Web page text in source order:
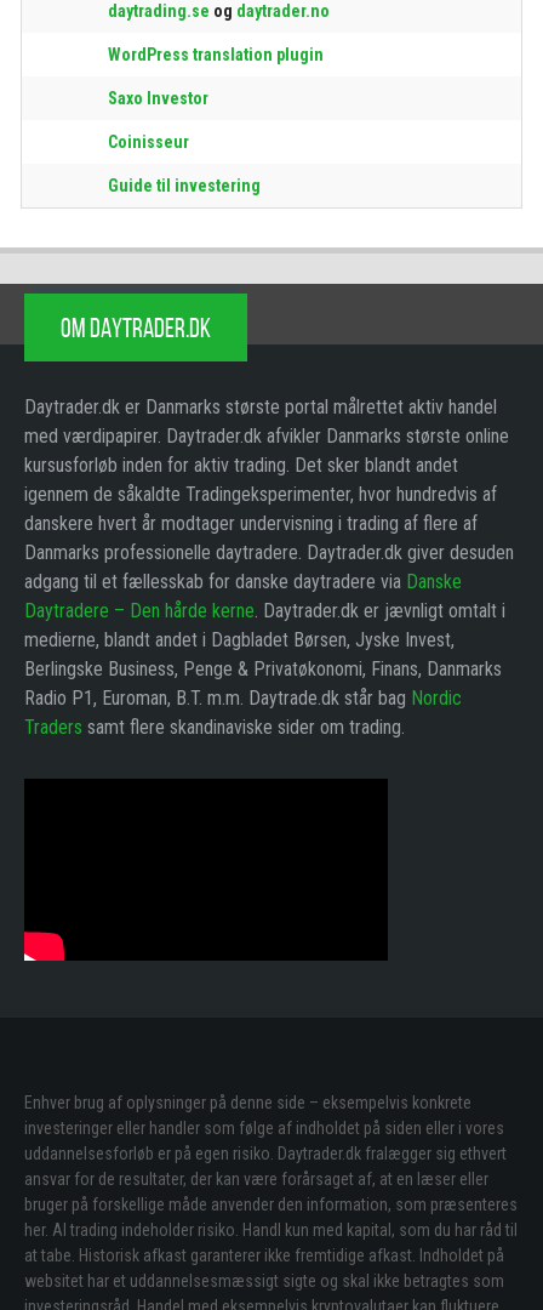
daytrading.se og daytrader.no
WordPress translation plugin
Saxo Investor
Coinisseur
Guide til investering
OM DAYTRADER.DK
Daytrader.dk er Danmarks største portal målrettet aktiv handel
med værdipapirer. Daytrader.dk afvikler Danmarks største online
kursusforløb inden for aktiv trading. Det sker blandt andet
igennem de såkaldte Tradingeksperimenter, hvor hundredvis af
danskere hvert år modtager undervisning i trading af flere af
Danmarks professionelle daytradere. Daytrader.dk giver desuden
adgang til et fællesskab for danske daytradere via Danske
Daytradere – Den hårde kerne. Daytrader.dk er jævnligt omtalt i
medierne, blandt andet i Dagbladet Børsen, Jyske Invest,
Berlingske Business, Penge & Privatøkonomi, Finans, Danmarks
Radio P1, Euroman, B.T. m.m. Daytrade.dk står bag Nordic
Traders samt flere skandinaviske sider om trading.
Enhver brug af oplysninger på denne side – eksempelvis konkrete
investeringer eller handler som følge af indholdet på siden eller i vores
uddannelsesforløb er på egen risiko. Daytrader.dk fralægger sig ethvert
ansvar for de resultater, der kan være forårsaget af, at en læser eller
bruger på forskellige måde anvender den information, som præsenteres
her. Al trading indeholder risiko. Handl kun med kapital, som du har råd til
at tabe. Historisk afkast garanterer ikke fremtidige afkast. Indholdet på
websitet har et uddannelsesmæssigt sigte og skal ikke betragtes som